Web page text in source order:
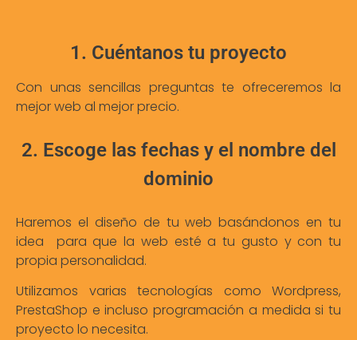
1. Cuéntanos tu proyecto
Con unas sencillas preguntas te ofreceremos la
mejor web al mejor precio.
2. Escoge las fechas y el nombre del
dominio
Haremos el diseño de tu web basándonos en tu
idea para que la web esté a tu gusto y con tu
propia personalidad.
Utilizamos varias tecnologías como Wordpress,
PrestaShop e incluso programación a medida si tu
proyecto lo necesita.